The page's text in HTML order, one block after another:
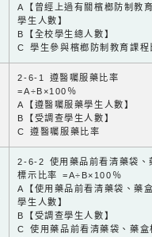
A【曾經上過有關檳榔防制教
學生人數】
B【全校學生總人數】
C 學生參與檳榔防制教育課程
2-6-1 遵醫囑服藥比率
=A÷B×100％
A【遵醫囑服藥學生人數】
B【受調查學生人數】
C 遵醫囑服藥比率
2-6-2 使用藥品前看清藥袋、
標示比率 =A÷B×100％
A【使用藥品前看清藥袋、藥
學生人數】
B【受調查學生人數】
C 使用藥品前看清藥袋、藥盒